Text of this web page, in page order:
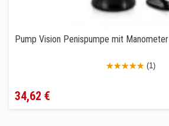
Pump Vision Penispumpe mit Manometer
(1)
34,62 €